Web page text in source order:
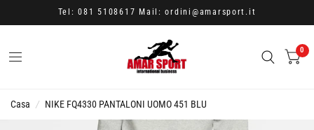
Tel: 081 5108617 Mail: ordini@amarsport.it
0
Casa / NIKE FQ4330 PANTALONI UOMO 451 BLU